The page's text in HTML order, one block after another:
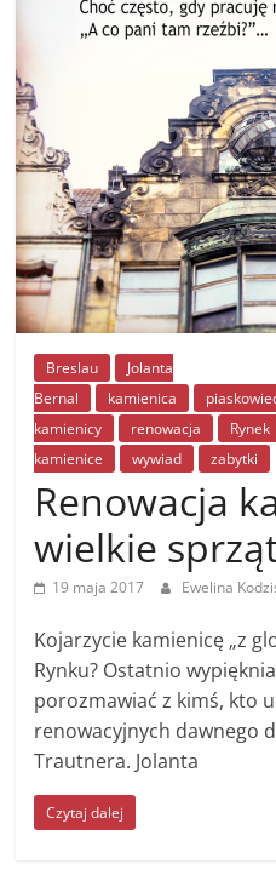
Breslau
Jolanta
Bernal
kamienica
kamienicy
renowacja Rynek
kamienice
wywiad zabytki
Renowacja
wielkie
19 maja 2017 Ewelina
Kojarzycie kamienicę „z
Rynku? Ostatnio
porozmawiać z kimś, kto
renowacyjnych dawnego
Trautnera. Jolanta
Czytaj dalej